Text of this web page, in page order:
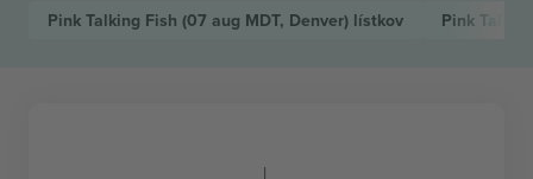
Pink Talking Fish (07 aug MDT, Denver) lístkov Pink